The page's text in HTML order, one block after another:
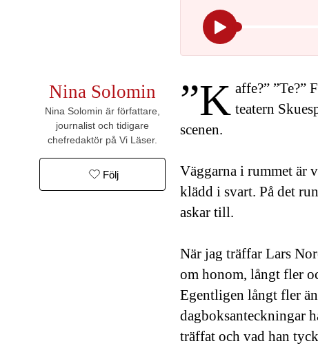
”K affe?” ”Te?”
teatern
scenen.
Väggarna i rummet är
klädd i svart. På det
askar till.
När jag träffar Lars
om honom, långt fler
Egentligen långt fler
dagboksanteckningar
träffat och vad han
Nina Solomin
Nina Solomin är författare,
journalist och tidigare
chefredaktör på Vi Läser.
Följ